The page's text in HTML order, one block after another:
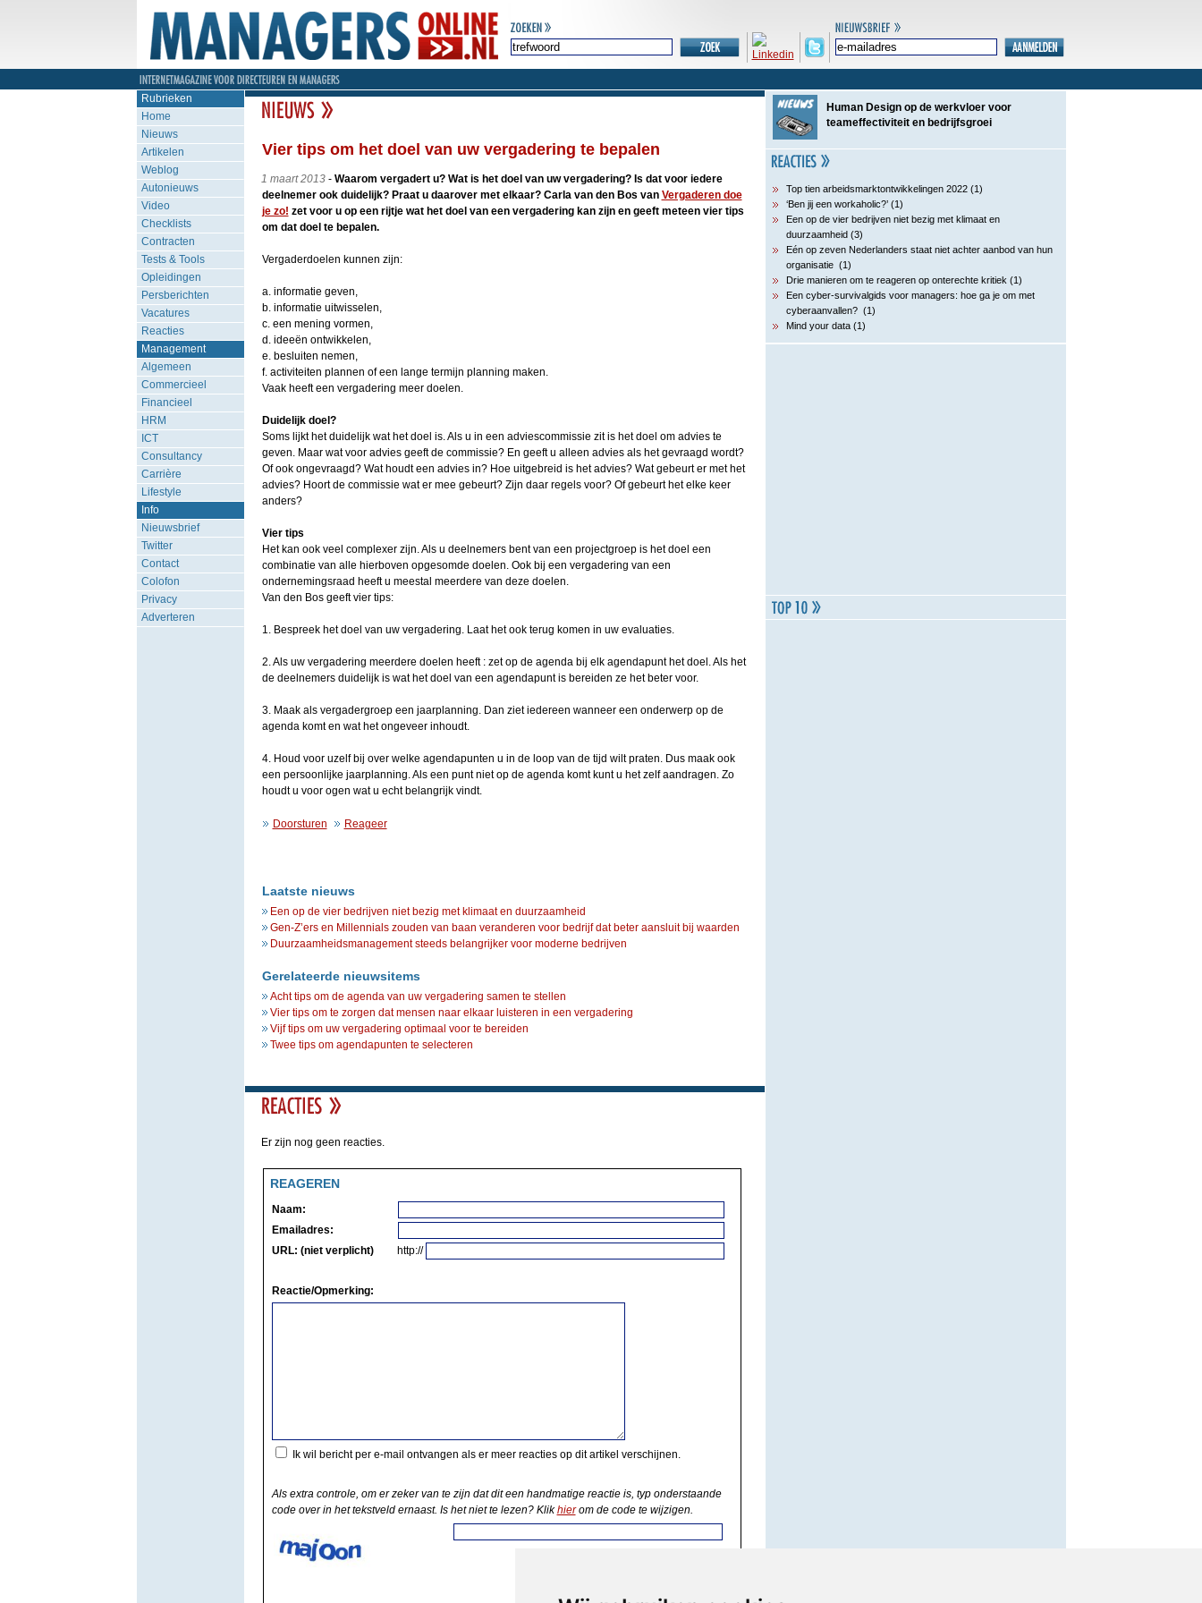
Rubrieken
Home
Nieuws
Artikelen
Weblog
Autonieuws
Video
Checklists
Contracten
Tests & Tools
Opleidingen
Persberichten
Vacatures
Reacties
Management
Algemeen
Commercieel
Financieel
HRM
ICT
Consultancy
Carrière
Lifestyle
Info
Nieuwsbrief
Twitter
Contact
Colofon
Privacy
Adverteren
Vier tips om het doel van uw vergadering te bepalen
1 maart 2013- Waarom vergadert u? Wat is het doel van uw vergadering? Is dat voor iedere
deelnemer ook duidelijk? Praat u daarover met elkaar? Carla van den Bos van Vergaderen doe
je zo! zet voor u op een rijtje wat het doel van een vergadering kan zijn en geeft meteen vier tips
om dat doel te bepalen.
Vergaderdoelen kunnen zijn:
a. informatie geven,
b. informatie uitwisselen,
c. een mening vormen,
d. ideeën ontwikkelen,
e. besluiten nemen,
f. activiteiten plannen of een lange termijn planning maken.
Vaak heeft een vergadering meer doelen.
Duidelijk doel?
Soms lijkt het duidelijk wat het doel is. Als u in een adviescommissie zit is het doel om advies te
geven. Maar wat voor advies geeft de commissie? En geeft u alleen advies als het gevraagd wordt?
Of ook ongevraagd? Wat houdt een advies in? Hoe uitgebreid is het advies? Wat gebeurt er met het
advies? Hoort de commissie wat er mee gebeurt? Zijn daar regels voor? Of gebeurt het elke keer
anders?
Vier tips
Het kan ook veel complexer zijn. Als u deelnemers bent van een projectgroep is het doel een
combinatie van alle hierboven opgesomde doelen. Ook bij een vergadering van een
ondernemingsraad heeft u meestal meerdere van deze doelen.
Van den Bos geeft vier tips:
1. Bespreek het doel van uw vergadering. Laat het ook terug komen in uw evaluaties.
2. Als uw vergadering meerdere doelen heeft : zet op de agenda bij elk agendapunt het doel. Als het
de deelnemers duidelijk is wat het doel van een agendapunt is bereiden ze het beter voor.
3. Maak als vergadergroep een jaarplanning. Dan ziet iedereen wanneer een onderwerp op de
agenda komt en wat het ongeveer inhoudt.
4. Houd voor uzelf bij over welke agendapunten u in de loop van de tijd wilt praten. Dus maak ook
een persoonlijke jaarplanning. Als een punt niet op de agenda komt kunt u het zelf aandragen. Zo
houdt u voor ogen wat u echt belangrijk vindt.
Doorsturen Reageer
Laatste nieuws
Een op de vier bedrijven niet bezig met klimaat en duurzaamheid
Gen-Z’ers en Millennials zouden van baan veranderen voor bedrijf dat beter aansluit bij waarden
Duurzaamheidsmanagement steeds belangrijker voor moderne bedrijven
Gerelateerde nieuwsitems
Acht tips om de agenda van uw vergadering samen te stellen
Vier tips om te zorgen dat mensen naar elkaar luisteren in een vergadering
Vijf tips om uw vergadering optimaal voor te bereiden
Twee tips om agendapunten te selecteren
Er zijn nog geen reacties.
REAGEREN
Naam:
Emailadres:
URL: (niet verplicht)
http://
Reactie/Opmerking:
Ik wil bericht per e-mail ontvangen als er meer reacties op dit artikel verschijnen.
Als extra controle, om er zeker van te zijn dat dit een handmatige reactie is, typ onderstaande
code over in het tekstveld ernaast. Is het niet te lezen? Klikhierom de code te wijzigen.
Human Design op de werkvloer voor
teameffectiviteit en bedrijfsgroei
Top tien arbeidsmarktontwikkelingen 2022 (1)
‘Ben jij een workaholic?’ (1)
Een op de vier bedrijven niet bezig met klimaat en
duurzaamheid (3)
Eén op zeven Nederlanders staat niet achter aanbod van hun
organisatie (1)
Drie manieren om te reageren op onterechte kritiek (1)
Een cyber-survivalgids voor managers: hoe ga je om met
cyberaanvallen? (1)
Mind your data (1)